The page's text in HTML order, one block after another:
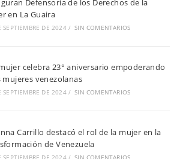
Defensoría de los Derechos de la
en La Guaira
SEPTIEMBRE DE 2024 / SIN COMENTARIOS
celebra 23° aniversario empoderando
mujeres venezolanas
SEPTIEMBRE DE 2024 / SIN COMENTARIOS
Carrillo destacó el rol de la mujer en la
de Venezuela
SEPTIEMBRE DE 2024 / SIN COMENTARIOS